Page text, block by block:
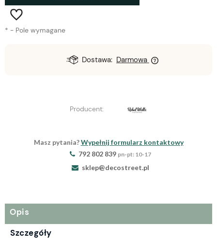
* - Pole wymagane
Dostawa: Darmowa
Producent:
Masz pytania?Wypełnij formularz kontaktowy
792 802 839 pn-pt: 10-17
sklep@decostreet.pl
Opis
Szczegóły